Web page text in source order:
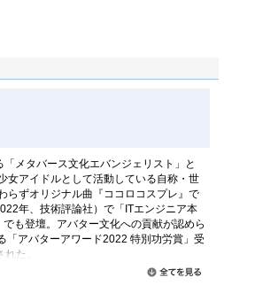
メタバース文化エバンジェリスト」と
女アイドルとして活動している自称・世
らずオリジナル曲『ココロコスプレ』で
年、技術評論社）で「ITエンジニア本
も登壇。アバター文化への貢献が認めら
「アバターアワード2022 特別功労賞」受
た。